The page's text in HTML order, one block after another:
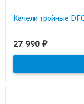
Качели тройные
27 990 ₽